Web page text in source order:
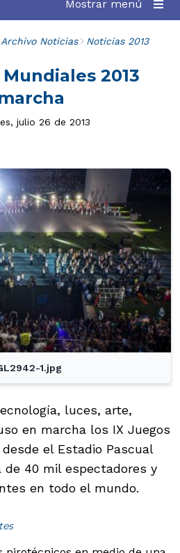
Mostrar menú
Archivo Noticias Noticias 2013
2013
julio 26 de 2013
1.jpg
luces, arte,
en marcha los IX Juegos
el Estadio Pascual
de 40 mil espectadores y
en todo el mundo.